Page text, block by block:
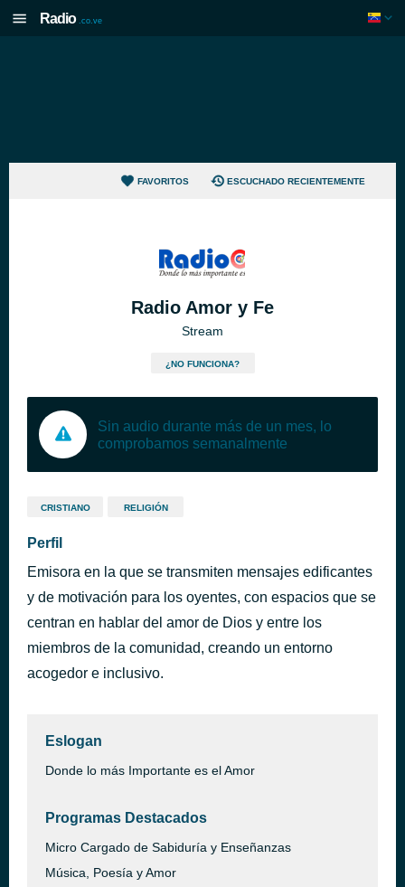
Radio .co.ve
FAVORITOS ESCUCHADO RECIENTEMENTE
Radio Amor y Fe
Stream
¿NO FUNCIONA?
Sin audio durante más de un mes, lo
comprobamos semanalmente
CRISTIANO RELIGIÓN
Perfil
Emisora en la que se transmiten mensajes edificantes
y de motivación para los oyentes, con espacios que se
centran en hablar del amor de Dios y entre los
miembros de la comunidad, creando un entorno
acogedor e inclusivo.
Eslogan
Donde lo más Importante es el Amor
Programas Destacados
Micro Cargado de Sabiduría y Enseñanzas
Música, Poesía y Amor